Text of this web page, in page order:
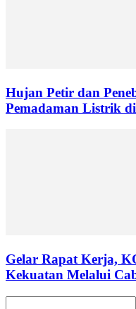
Hujan Petir dan
Pemadaman Listrik
Gelar Rapat Kerja,
Kekuatan Melalui